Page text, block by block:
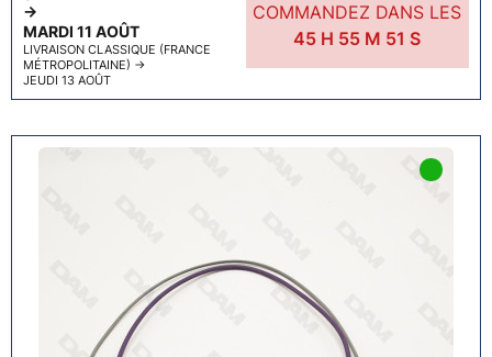
→
MARDI 11 AOÛT
LIVRAISON CLASSIQUE (FRANCE
MÉTROPOLITAINE) →
JEUDI 13 AOÛT
COMMANDEZ DANS LES
45H 55M 50 S